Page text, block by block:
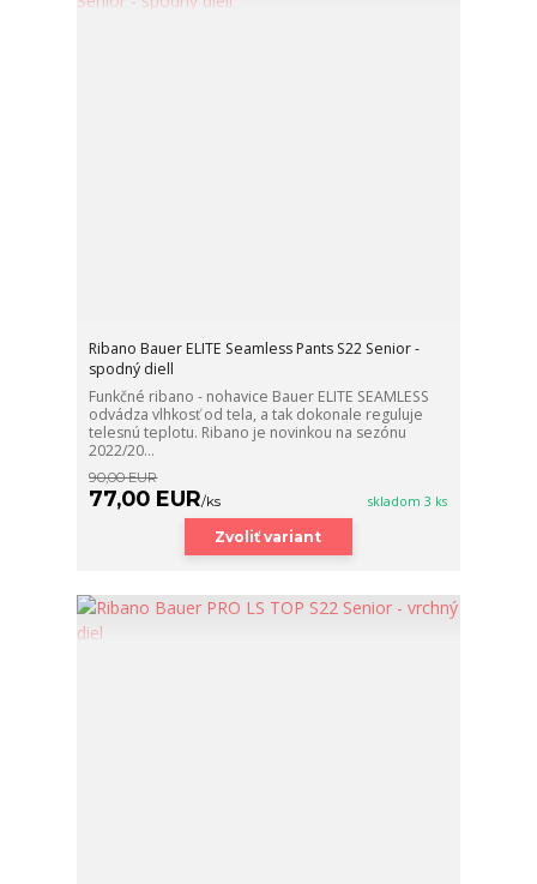
Ribano Bauer ELITE Seamless Pants S22 Senior -
spodný diell
Funkčné ribano - nohavice Bauer ELITE SEAMLESS
odvádza vlhkosť od tela, a tak dokonale reguluje
telesnú teplotu. Ribano je novinkou na sezónu
2022/20...
90,00 EUR
77,00 EUR/ks skladom 3 ks
Zvoliť variant